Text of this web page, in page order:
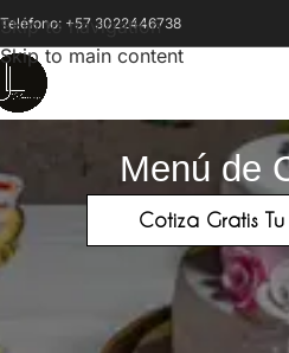
Skip to navigation
Skip to main content
Teléfono: +57 3022446738
Menú de
Cotiza Gratis Tu